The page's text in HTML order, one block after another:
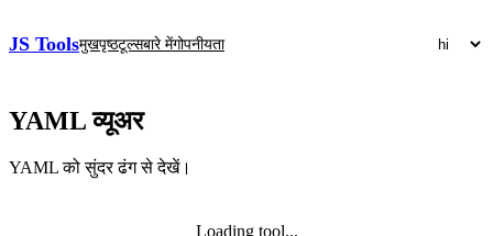
JS Toolsमुखपृष्ठटूल्सबारे मेंगोपनीयता
YAML व्यूअर
YAML को सुंदर ढंग से देखें।
Loading tool...